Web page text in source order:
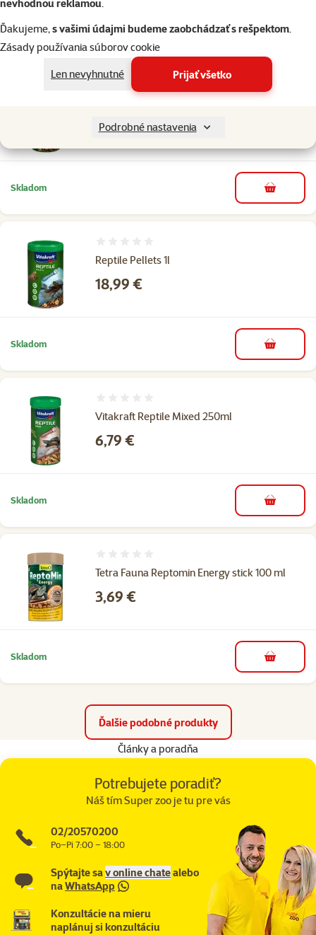
nevhodnou reklamou.
Ďakujeme,s vašimi údajmi budeme zaobchádzať s rešpektom.
Zásady používania súborov cookie
Len nevyhnutné
Prijať všetko
Podrobné nastavenia
EAN
Podobné produkty
Hodnotenie 100%, počet hodnotení: 1
hodnotenie
Cena
6,79 €
Skladom do košíka
Reptile Pellets 1l
Cena
18,99 €
Skladom do košíka
Vitakraft Reptile Mixed 250ml
Cena
6,79 €
Skladom do košíka
Tetra Fauna Reptomin Energy stick 100 ml
Cena
3,69 €
Skladom do košíka
Ďalšie podobné produkty
Články a poradňa
Potrebujete poradiť?
Náš tím Super zoo je tu pre vás
02/20570200
Po–Pi 7:00 – 18:00
Spýtajte sav online chatealebo
naWhatsApp
Konzultácie na mieru
naplánuj si konzultáciu